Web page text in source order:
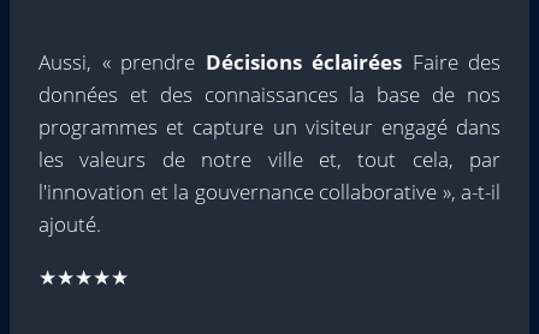
Aussi, « prendre Décisions éclairées Faire des
données et des connaissances la base de nos
programmes et capture un visiteur engagé dans
les valeurs de notre ville et, tout cela, par
l'innovation et la gouvernance collaborative », a-t-il
ajouté.
★★★★★